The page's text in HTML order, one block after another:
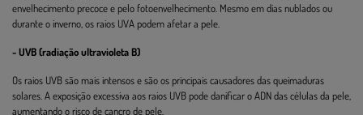
envelhecimento precoce e pelo fotoenvelhecimento. Mesmo em dias nublados ou
durante o inverno, os raios UVA podem afetar a pele.
- UVB (radiação ultravioleta B)
Os raios UVB são mais intensos e são os principais causadores das queimaduras
solares. A exposição excessiva aos raios UVB pode danificar o ADN das células da pele,
aumentando o risco de cancro de pele.